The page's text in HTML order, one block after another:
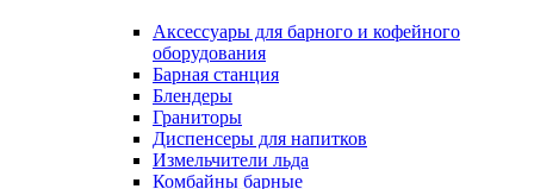
Аксессуары для барного и кофейного
оборудования
Барная станция
Блендеры
Граниторы
Диспенсеры для напитков
Измельчители льда
Комбайны барные